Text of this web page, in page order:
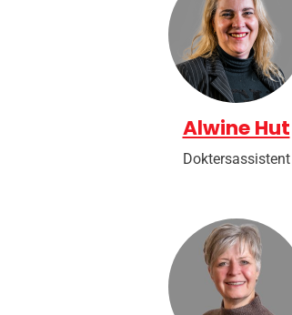
Alwine Hut
Doktersassistent